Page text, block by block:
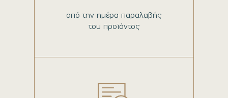
από την ημέρα παραλαβής
του προϊόντος